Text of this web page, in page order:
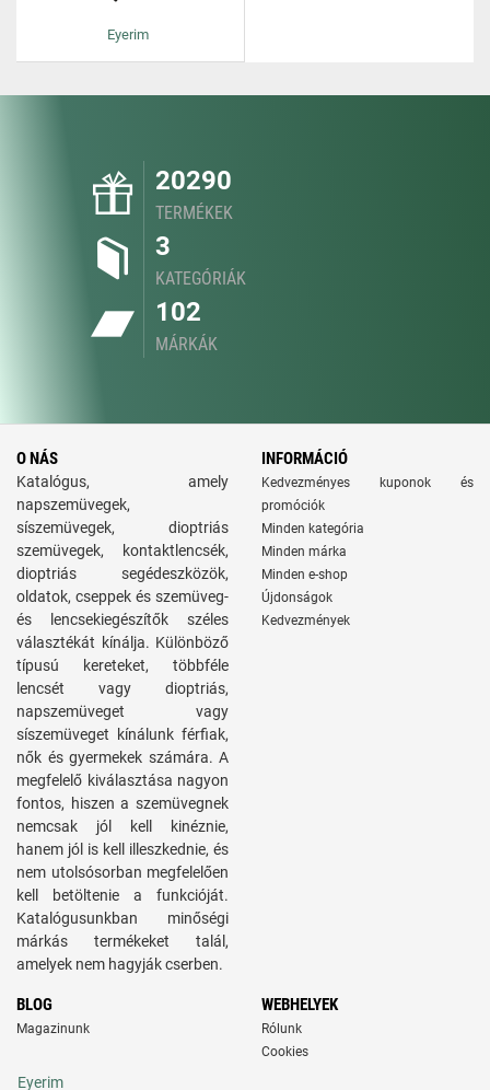
Eyerim
20290
TERMÉKEK
3
KATEGÓRIÁK
102
MÁRKÁK
O NÁS
Katalógus, amely
napszemüvegek,
síszemüvegek, dioptriás
szemüvegek, kontaktlencsék,
dioptriás segédeszközök,
oldatok, cseppek és szemüveg-
és lencsekiegészítők széles
választékát kínálja. Különböző
típusú kereteket, többféle
lencsét vagy dioptriás,
napszemüveget vagy
síszemüveget kínálunk férfiak,
nők és gyermekek számára. A
megfelelő kiválasztása nagyon
fontos, hiszen a szemüvegnek
nemcsak jól kell kinéznie,
hanem jól is kell illeszkednie, és
nem utolsósorban megfelelően
kell betöltenie a funkcióját.
Katalógusunkban minőségi
márkás termékeket talál,
amelyek nem hagyják cserben.
INFORMÁCIÓ
Kedvezményes kuponok és
promóciók
Minden kategória
Minden márka
Minden e-shop
Újdonságok
Kedvezmények
BLOG
Magazinunk
WEBHELYEK
Rólunk
Cookies
Eyerim